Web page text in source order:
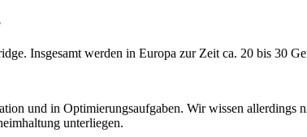
Insgesamt werden in Europa zur Zeit ca. 20 bis 30
und in Optimierungsaufgaben. Wir wissen
unterliegen.